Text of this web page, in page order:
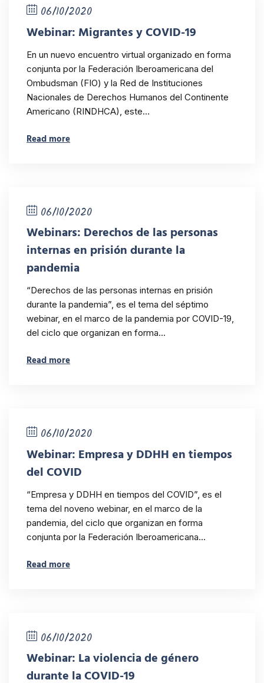
06/10/2020
Webinar: Migrantes y COVID-19
En un nuevo encuentro virtual organizado en forma
conjunta por la Federación Iberoamericana del
Ombudsman (FIO) y la Red de Instituciones
Nacionales de Derechos Humanos del Continente
Americano (RINDHCA), este…
Read more
06/10/2020
Webinars: Derechos de las personas
internas en prisión durante la
pandemia
“Derechos de las personas internas en prisión
durante la pandemia”, es el tema del séptimo
webinar, en el marco de la pandemia por COVID-19,
del ciclo que organizan en forma…
Read more
06/10/2020
Webinar: Empresa y DDHH en tiempos
del COVID
“Empresa y DDHH en tiempos del COVID”, es el
tema del noveno webinar, en el marco de la
pandemia, del ciclo que organizan en forma
conjunta por la Federación Iberoamericana…
Read more
06/10/2020
Webinar: La violencia de género
durante la COVID-19